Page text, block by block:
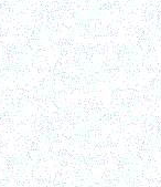
сон не смежит
которое
состояние
и память о
движение
лица Господа